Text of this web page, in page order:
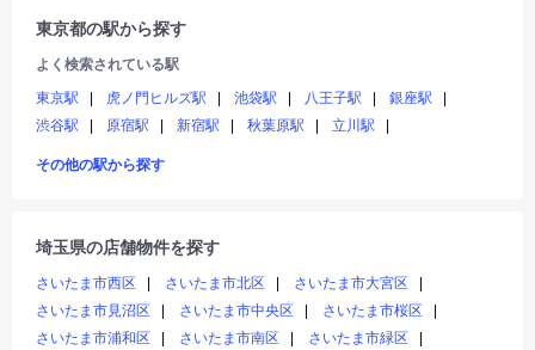
東京都の駅から探す
よく検索されている駅
東京駅
虎ノ門ヒルズ駅 池袋駅 八王子駅
銀座駅
渋谷駅
原宿駅 新宿駅 秋葉原駅 立川駅
その他の駅から探す
埼玉県の店舗物件を探す
さいたま市西区 さいたま市北区
さいたま市大宮区
さいたま市見沼区
さいたま市中央区
さいたま市桜区
さいたま市浦和区
さいたま市南区
さいたま市緑区